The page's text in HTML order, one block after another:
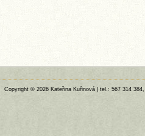
Copyright © 2026 Kateřina Kuřinová | tel.: 567 314